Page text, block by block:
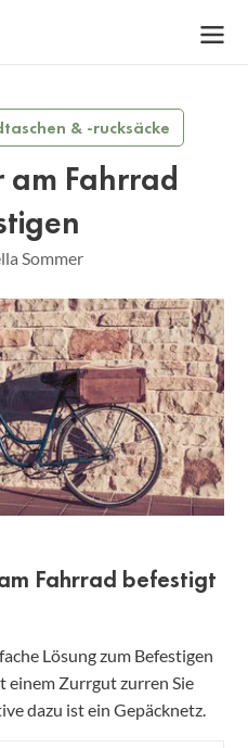
& -rucksäcke
am Fahrrad
Sommer
Fahrrad befestigt
Lösung zum Befestigen
einem Zurrgut zurren Sie
dazu ist ein Gepäcknetz.